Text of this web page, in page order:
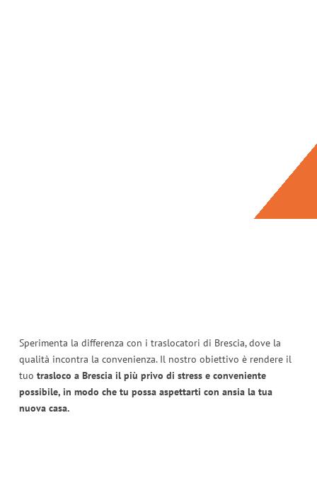
Sperimenta la differenza con i traslocatori di Brescia, dove la
qualità incontra la convenienza. Il nostro obiettivo è rendere il
tuo trasloco a Brescia il più privo di stress e conveniente
possibile, in modo che tu possa aspettarti con ansia la tua
nuova casa.